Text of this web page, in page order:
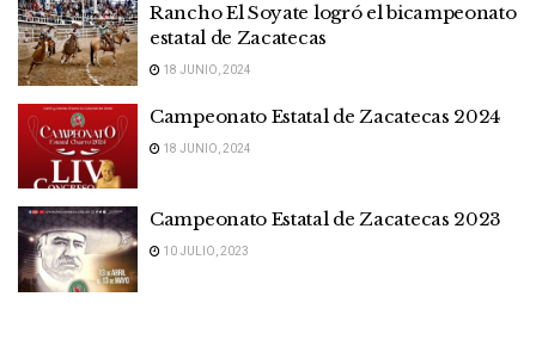
Rancho El Soyate logró el bicampeonato
estatal de Zacatecas
18 JUNIO, 2024
Campeonato Estatal de Zacatecas 2024
18 JUNIO, 2024
Campeonato Estatal de Zacatecas 2023
10 JULIO, 2023